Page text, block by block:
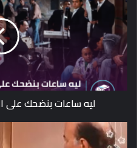
ليه ساعات بنضحك على